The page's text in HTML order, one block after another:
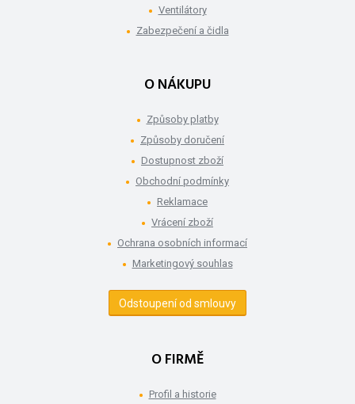
Ventilátory
Zabezpečení a čidla
O NÁKUPU
Způsoby platby
Způsoby doručení
Dostupnost zboží
Obchodní podmínky
Reklamace
Vrácení zboží
Ochrana osobních informací
Marketingový souhlas
Odstoupení od smlouvy
O FIRMĚ
Profil a historie